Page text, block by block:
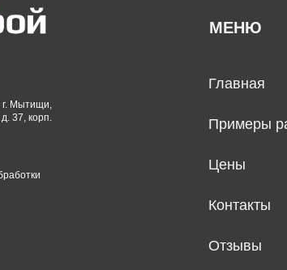
г. Мытищи,
37, корп.
МЕНЮ
Примеры
Главная
Цены
Контакты
Отзывы